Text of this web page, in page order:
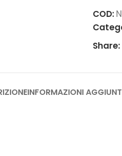
COD:
Share:
INFORMAZIONI